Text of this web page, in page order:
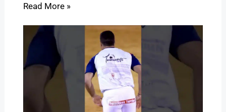
Read More »